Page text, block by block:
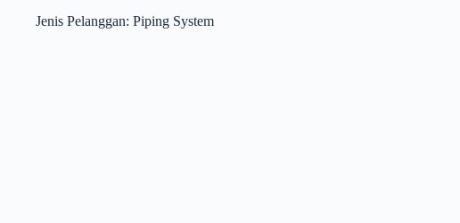
Jenis Pelanggan: Piping System